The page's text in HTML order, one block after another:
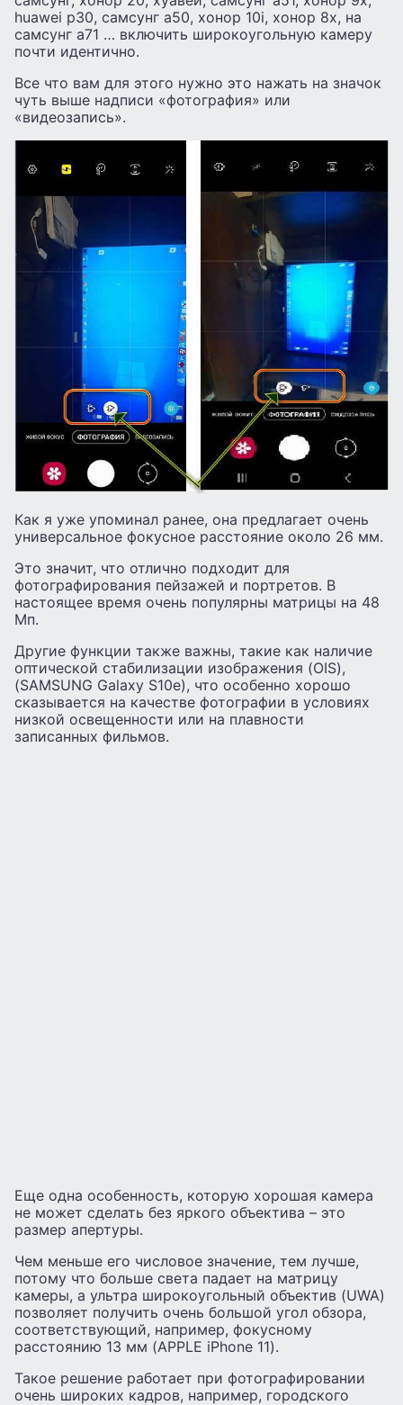
huawei p30, самсунг а50, хонор 10i, хонор 8х, на
самсунг а71 … включить широкоугольную камеру
почти идентично.
Все что вам для этого нужно это нажать на значок
чуть выше надписи «фотография» или
«видеозапись».
Как я уже упоминал ранее, она предлагает очень
универсальное фокусное расстояние около 26 мм.
Это значит, что отлично подходит для
фотографирования пейзажей и портретов. В
настоящее время очень популярны матрицы на 48
Мп.
Другие функции также важны, такие как наличие
оптической стабилизации изображения (OIS),
(SAMSUNG Galaxy S10e), что особенно хорошо
сказывается на качестве фотографии в условиях
низкой освещенности или на плавности
записанных фильмов.
Еще одна особенность, которую хорошая камера
не может сделать без яркого объектива – это
размер апертуры.
Чем меньше его числовое значение, тем лучше,
потому что больше света падает на матрицу
камеры, а ультра широкоугольный объектив (UWA)
позволяет получить очень большой угол обзора,
соответствующий, например, фокусному
расстоянию 13 мм (APPLE iPhone 11).
Такое решение работает при фотографировании
очень широких кадров, например, городского